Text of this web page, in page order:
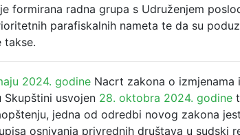
formirana radna grupa s Udruženjem
parafiskalnih nameta te da su
takse.
2024. godine Nacrt zakona o izmjenama
Skupštini usvojen 28. oktobra 2024. godine
jedna od odredbi novog zakona
osnivanja privrednih društava u sudski